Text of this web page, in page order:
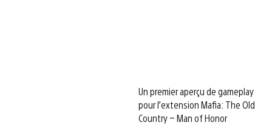
Un premier aperçu de gameplay
pour l’extension Mafia: The Old
Country – Man of Honor